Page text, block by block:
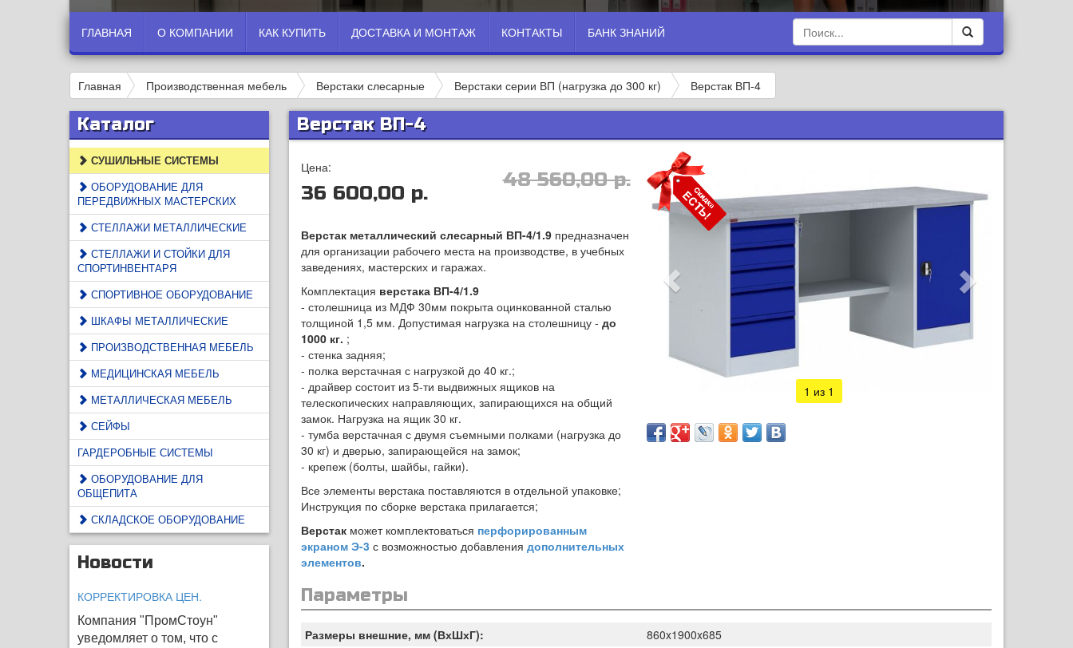
ГЛАВНАЯ О КОМПАНИИ КАК КУПИТЬ ДОСТАВКА И МОНТАЖ КОНТАКТЫ БАНК ЗНАНИЙ
Главная Производственная мебель Верстаки слесарные Верстаки серии ВП (нагрузка до 300 кг) Верстак ВП-4
Каталог
СУШИЛЬНЫЕ СИСТЕМЫ
ОБОРУДОВАНИЕ ДЛЯ
ПЕРЕДВИЖНЫХ МАСТЕРСКИХ
СТЕЛЛАЖИ МЕТАЛЛИЧЕСКИЕ
СТЕЛЛАЖИ И СТОЙКИ ДЛЯ
СПОРТИНВЕНТАРЯ
СПОРТИВНОЕ ОБОРУДОВАНИЕ
ШКАФЫ МЕТАЛЛИЧЕСКИЕ
ПРОИЗВОДСТВЕННАЯ МЕБЕЛЬ
МЕДИЦИНСКАЯ МЕБЕЛЬ
МЕТАЛЛИЧЕСКАЯ МЕБЕЛЬ
СЕЙФЫ
ГАРДЕРОБНЫЕ СИСТЕМЫ
ОБОРУДОВАНИЕ ДЛЯ
ОБЩЕПИТА
СКЛАДСКОЕ ОБОРУДОВАНИЕ
Новости
КОРРЕКТИРОВКА ЦЕН.
Компания "ПромСтоун"
уведомляет о том, что с
Верстак ВП-4
1 из 1
Цена:
36 600,00 р.
48 560,00 р.
Верстак металлический слесарный ВП-4/1.9 предназначен
для организации рабочего места на производстве, в учебных
заведениях, мастерских и гаражах.
Комплектация верстака ВП-4/1.9
- столешница из МДФ 30мм покрыта оцинкованной сталью
толщиной 1,5 мм. Допустимая нагрузка на столешницу - до
1000 кг. ;
- стенка задняя;
- полка верстачная с нагрузкой до 40 кг.;
- драйвер состоит из 5-ти выдвижных ящиков на
телескопических направляющих, запирающихся на общий
замок. Нагрузка на ящик 30 кг.
- тумба верстачная с двумя съемными полками (нагрузка до
30 кг) и дверью, запирающейся на замок;
- крепеж (болты, шайбы, гайки).
Все элементы верстака поставляются в отдельной упаковке;
Инструкция по сборке верстака прилагается;
Верстак может комплектоваться перфорированным
экраном Э-3 с возможностью добавления дополнительных
элементов.
Параметры
Размеры внешние, мм (ВхШхГ):
860x1900x685